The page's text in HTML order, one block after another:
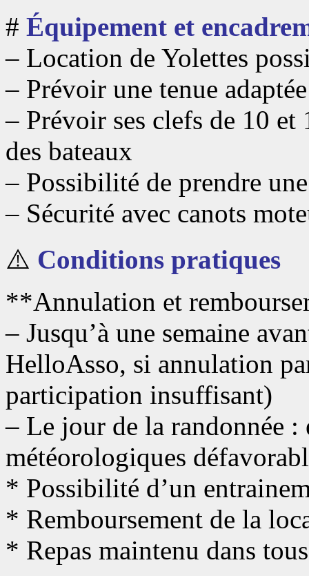
# Équipement et
– Location de Yolettes
– Prévoir une tenue
– Prévoir ses clefs de 10
des bateaux
– Possibilité de prendre
– Sécurité avec canots
⚠️ Conditions pratiques
**Annulation et
– Jusqu’à une semaine
HelloAsso, si annulation
participation insuffisant)
– Le jour de la randonnée :
météorologiques
* Possibilité d’un
* Remboursement de la
* Repas maintenu dans